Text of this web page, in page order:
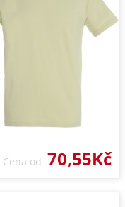
Cena od 70,55Kč